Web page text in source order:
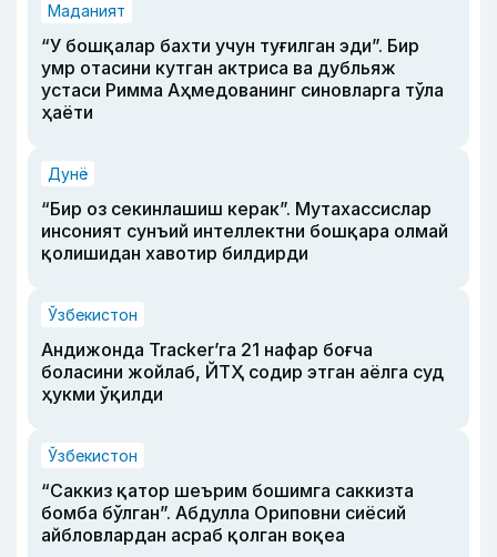
Маданият
“У бошқалар бахти учун туғилган эди”. Бир
умр отасини кутган актриса ва дубльяж
устаси Римма Аҳмедованинг синовларга тўла
ҳаёти
Дунё
“Бир оз секинлашиш керак”. Мутахассислар
инсоният сунъий интеллектни бошқара олмай
қолишидан хавотир билдирди
Ўзбекистон
Андижонда Tracker’га 21 нафар боғча
боласини жойлаб, ЙТҲ содир этган аёлга суд
ҳукми ўқилди
Ўзбекистон
“Саккиз қатор шеърим бошимга саккизта
бомба бўлган”. Абдулла Ориповни сиёсий
айбловлардан асраб қолган воқеа